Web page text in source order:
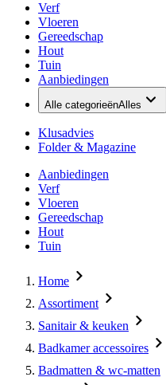
Verf
Vloeren
Gereedschap
Hout
Tuin
Aanbiedingen
Alle categorieënAlles
Klusadvies
Folder & Magazine
Aanbiedingen
Verf
Vloeren
Gereedschap
Hout
Tuin
Home
Assortiment
Sanitair & keuken
Badkamer accessoires
Badmatten & wc-matten